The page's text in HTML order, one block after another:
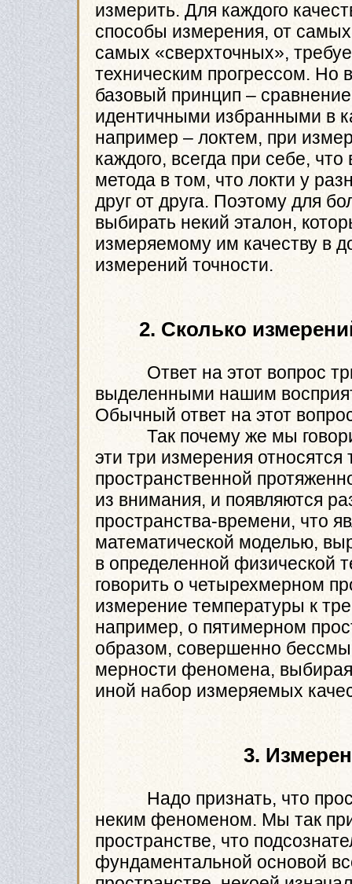
измерить. Для каждого
способы измерения, от самых
самых «сверхточных»,
техническим прогрессом. Но
базовый принцип –
идентичными избранными в
например – локтем, при
каждого, всегда при себе,
метода в том, что локти у
друг от друга. Поэтому для
выбирать некий эталон,
измеряемому им качеству в
измерений точности.
2. Сколько
Ответ на этот вопрос
выделенными нашим
Обычный ответ на этот
Так почему же мы
эти три измерения
пространственной
из внимания, и появляются
пространства-времени, что
математической моделью,
в определенной физической
говорить о четырехмерном
измерение температуры к
например, о пятимерном
образом, совершенно
мерности феномена,
иной набор измеряемых
3.
Надо признать, что
неким феноменом. Мы так
пространстве, что
фундаментальной основой